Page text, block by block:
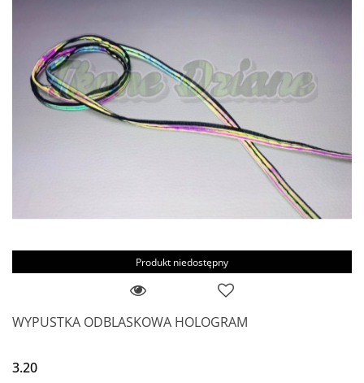
Produkt niedostępny
WYPUSTKA ODBLASKOWA HOLOGRAM
3.20